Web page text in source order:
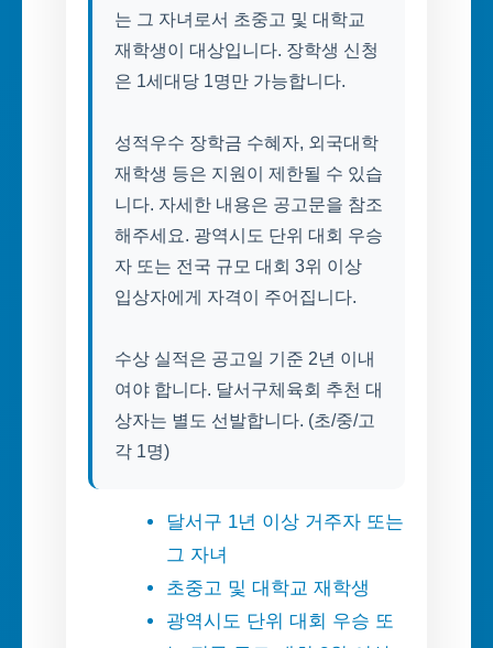
는 그 자녀로서 초중고 및 대학교
재학생이 대상입니다. 장학생 신청
은 1세대당 1명만 가능합니다.
성적우수 장학금 수혜자, 외국대학
재학생 등은 지원이 제한될 수 있습
니다. 자세한 내용은 공고문을 참조
해주세요. 광역시도 단위 대회 우승
자 또는 전국 규모 대회 3위 이상
입상자에게 자격이 주어집니다.
수상 실적은 공고일 기준 2년 이내
여야 합니다. 달서구체육회 추천 대
상자는 별도 선발합니다. (초/중/고
각 1명)
달서구 1년 이상 거주자 또는
그 자녀
초중고 및 대학교 재학생
광역시도 단위 대회 우승 또